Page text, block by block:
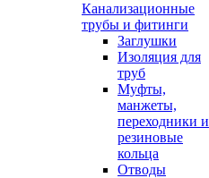
Канализационные
трубы и фитинги
Заглушки
Изоляция для
труб
Муфты,
манжеты,
переходники и
резиновые
кольца
Отводы